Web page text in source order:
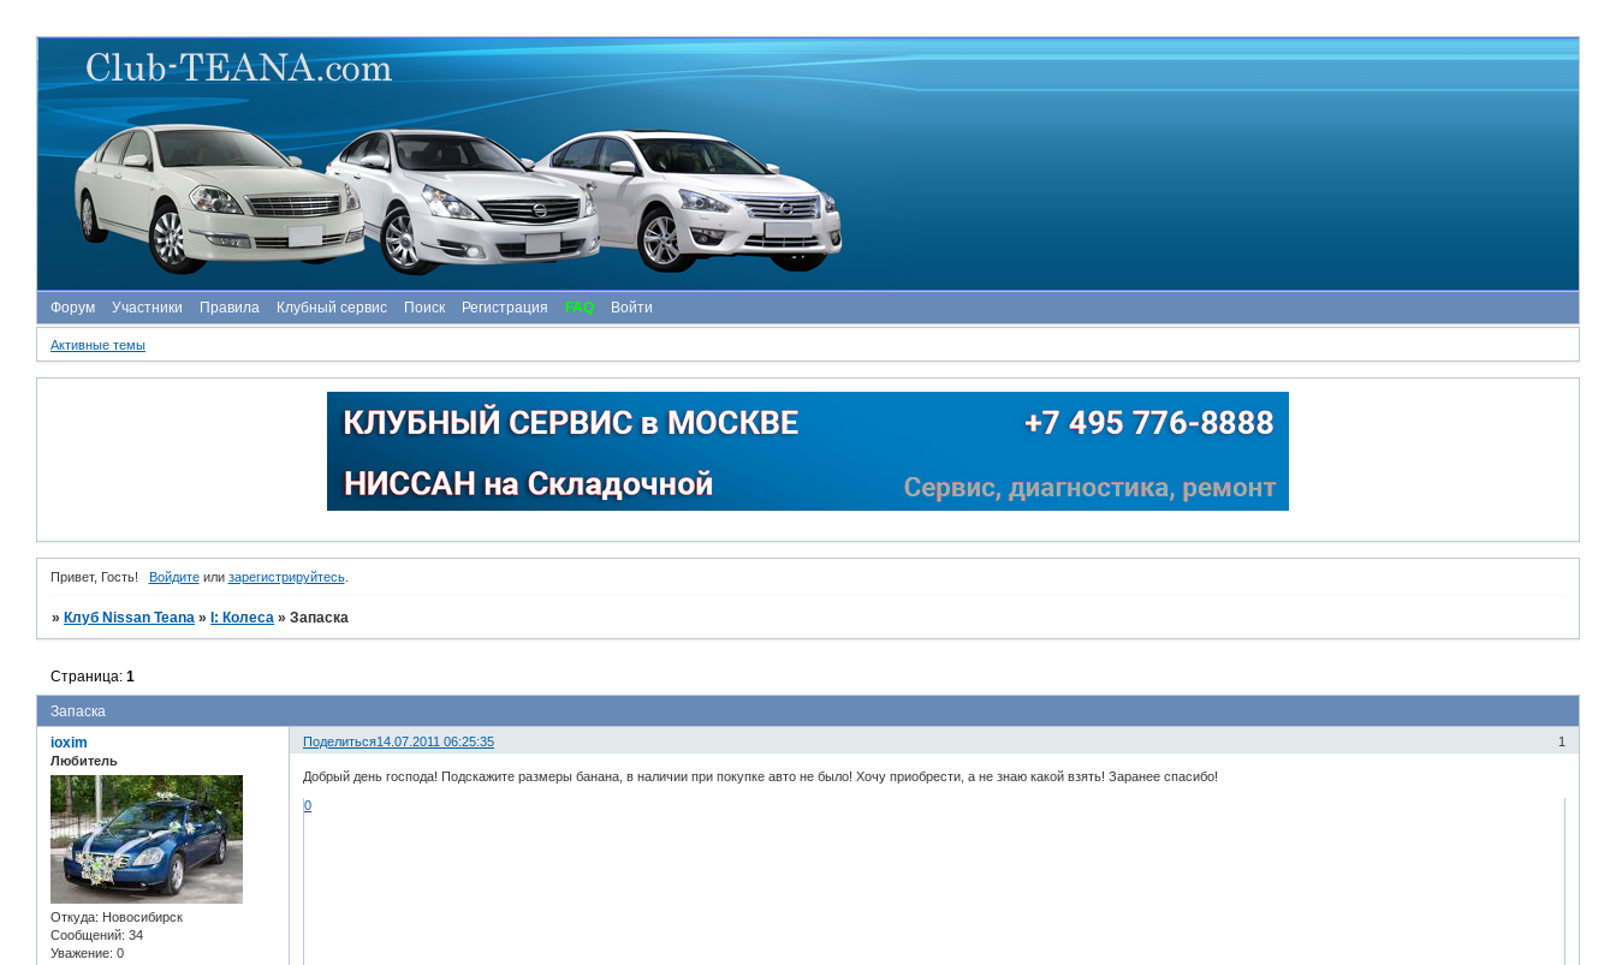
Форум Участники Правила Клубный сервис Поиск Регистрация FAQ Войти
Активные темы
Привет, Гость! Войдитеили зарегистрируйтесь.
» Клуб Nissan Teana » I: Колеса »Запаска
Запаска
Страница:1
Поделиться 1
14.07.2011 06:25:35
ioxim
Любитель
Откуда: Новосибирск
Сообщений: 34
Уважение: 0
Добрый день господа! Подскажите размеры банана, в наличии при покупке авто не было! Хочу приобрести, а не знаю какой взять! Заранее спасибо!
0